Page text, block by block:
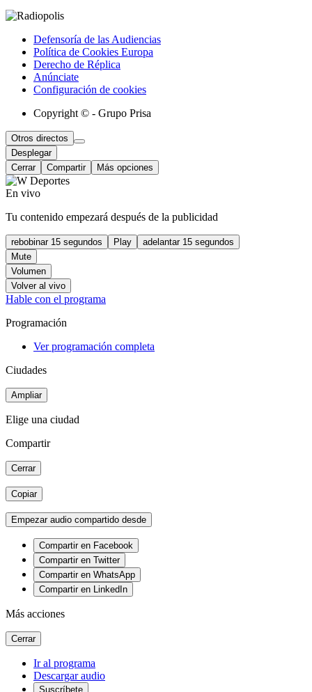
Defensoría de las Audiencias
Política de Cookies Europa
Derecho de Réplica
Anúnciate
Configuración de cookies
Copyright © - Grupo Prisa
Otros directos
Desplegar
Cerrar
Compartir Más opciones
En vivo
Tu contenido empezará después de la publicidad
rebobinar 15 segundos Play
adelantar 15 segundos
Mute
Volumen
Volver al vivo
Hable con el programa
Programación
Ver programación completa
Ciudades
Ampliar
Elige una ciudad
Compartir
Cerrar
Copiar
Empezar audio compartido desde
Compartir en Facebook
Compartir en Twitter
Compartir en WhatsApp
Compartir en LinkedIn
Más acciones
Cerrar
Ir al programa
Descargar audio
Suscríbete